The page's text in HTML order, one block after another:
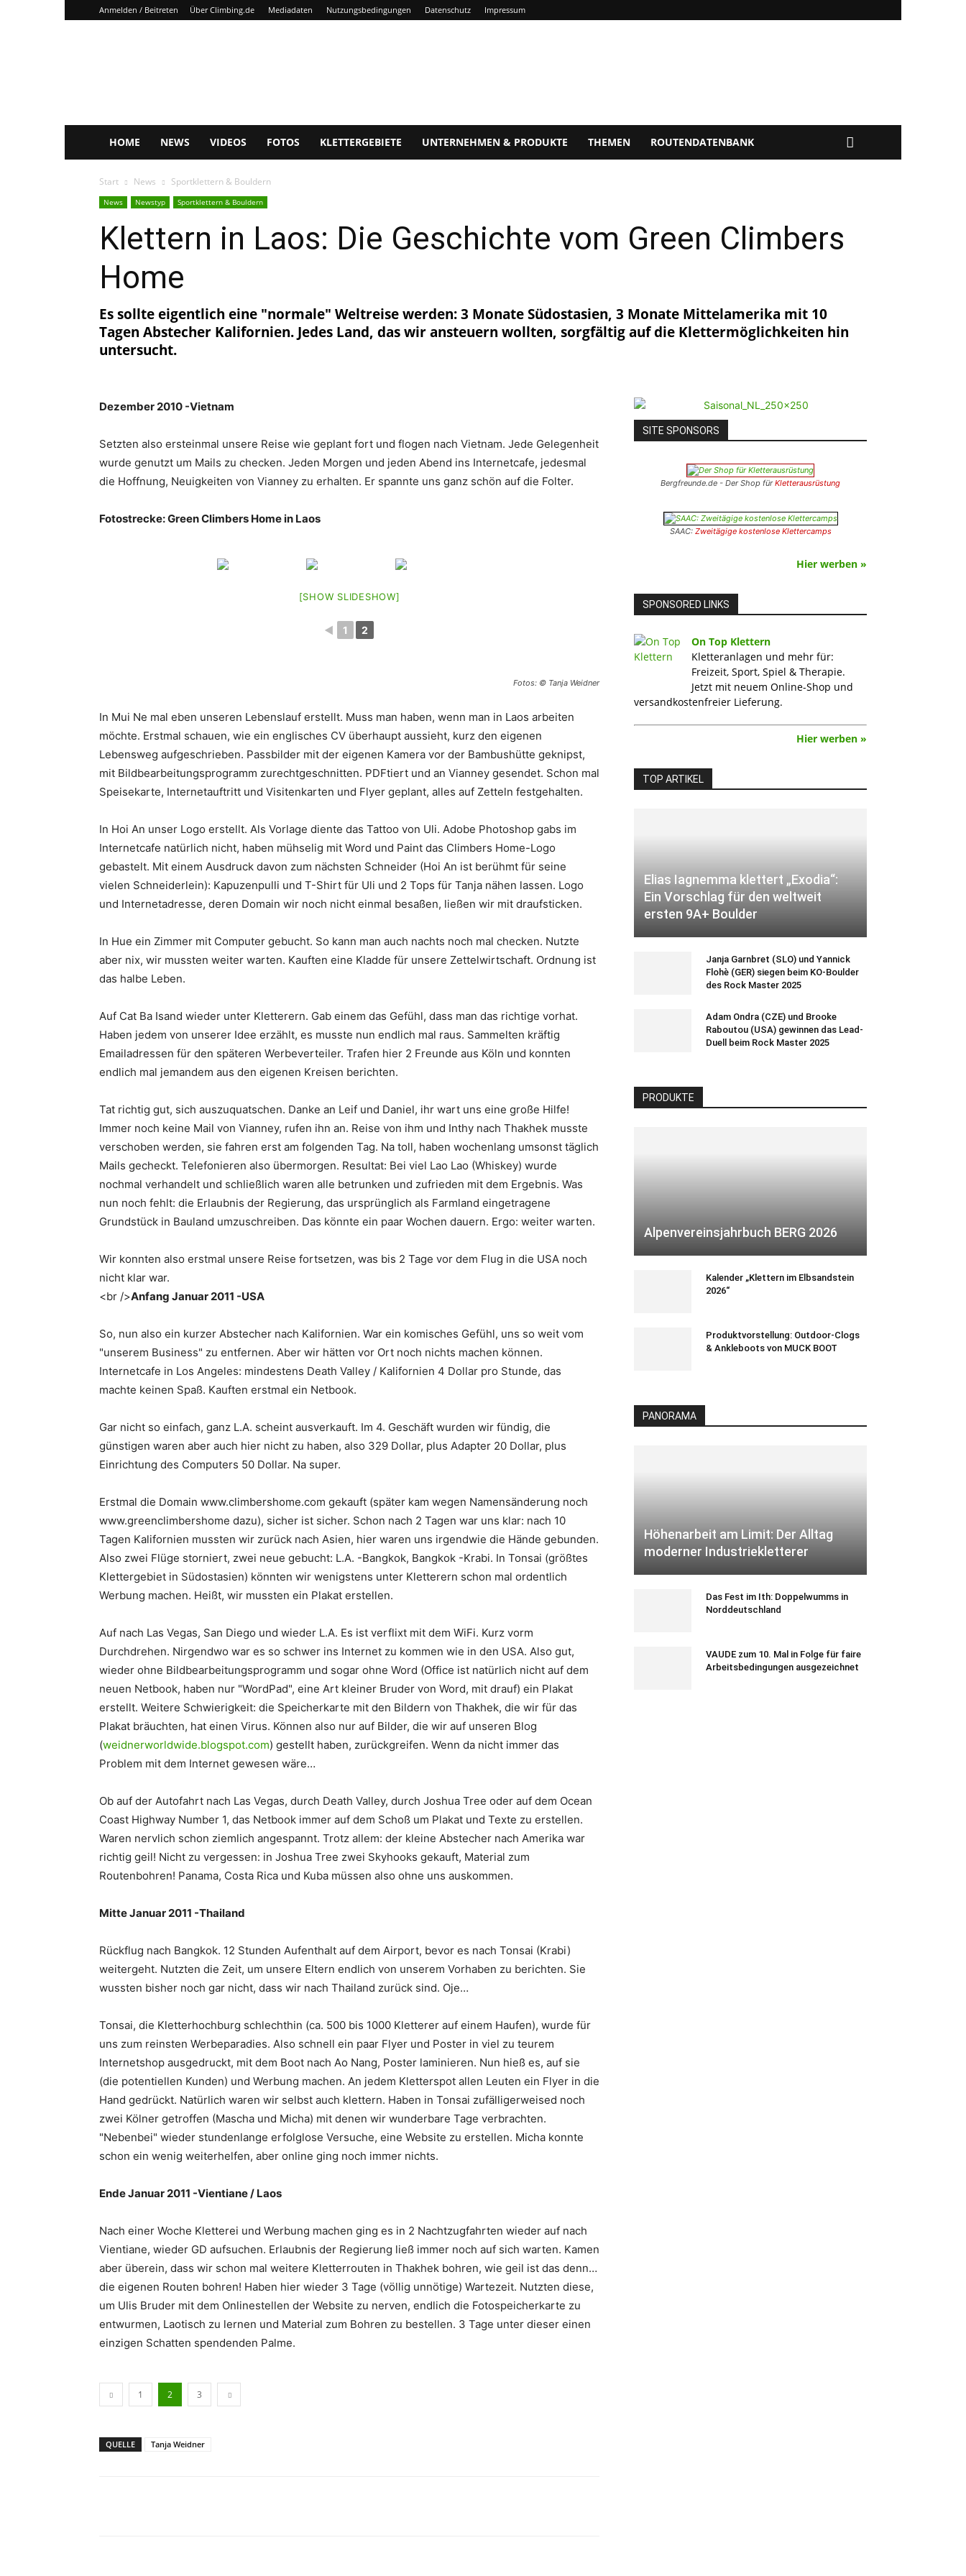
Anmelden / Beitreten Über Climbing.de Mediadaten Nutzungsbedingungen Datenschutz Impressum
HOME NEWS VIDEOS FOTOS KLETTERGEBIETE UNTERNEHMEN & PRODUKTE THEMEN ROUTENDATENBANK
Start News Sportklettern & Bouldern
News Newstyp Sportklettern & Bouldern
Klettern in Laos: Die Geschichte vom Green Climbers
Home
Es sollte eigentlich eine "normale" Weltreise werden: 3 Monate Südostasien, 3 Monate Mittelamerika mit 10
Tagen Abstecher Kalifornien. Jedes Land, das wir ansteuern wollten, sorgfältig auf die Klettermöglichkeiten hin
untersucht.
Dezember 2010 -Vietnam
Setzten also ersteinmal unsere Reise wie geplant fort und flogen nach Vietnam. Jede Gelegenheit
wurde genutzt um Mails zu checken. Jeden Morgen und jeden Abend ins Internetcafe, jedesmal
die Hoffnung, Neuigkeiten von Vianney zu erhalten. Er spannte uns ganz schön auf die Folter.
Fotostrecke: Green Climbers Home in Laos
[SHOW SLIDESHOW]
◄ 1 2
Fotos: © Tanja Weidner
In Mui Ne mal eben unseren Lebenslauf erstellt. Muss man haben, wenn man in Laos arbeiten
möchte. Erstmal schauen, wie ein englisches CV überhaupt aussieht, kurz den eigenen
Lebensweg aufgeschrieben. Passbilder mit der eigenen Kamera vor der Bambushütte geknipst,
mit Bildbearbeitungsprogramm zurechtgeschnitten. PDFtiert und an Vianney gesendet. Schon mal
Speisekarte, Internetauftritt und Visitenkarten und Flyer geplant, alles auf Zetteln festgehalten.
In Hoi An unser Logo erstellt. Als Vorlage diente das Tattoo von Uli. Adobe Photoshop gabs im
Internetcafe natürlich nicht, haben mühselig mit Word und Paint das Climbers Home-Logo
gebastelt. Mit einem Ausdruck davon zum nächsten Schneider (Hoi An ist berühmt für seine
vielen Schneiderlein): Kapuzenpulli und T-Shirt für Uli und 2 Tops für Tanja nähen lassen. Logo
und Internetadresse, deren Domain wir noch nicht einmal besaßen, ließen wir mit draufsticken.
In Hue ein Zimmer mit Computer gebucht. So kann man auch nachts noch mal checken. Nutzte
aber nix, wir mussten weiter warten. Kauften eine Kladde für unsere Zettelwirtschaft. Ordnung ist
das halbe Leben.
Auf Cat Ba Isand wieder unter Kletterern. Gab einem das Gefühl, dass man das richtige vorhat.
Haben jedem von unserer Idee erzählt, es musste nun endlich mal raus. Sammelten kräftig
Emailadressen für den späteren Werbeverteiler. Trafen hier 2 Freunde aus Köln und konnten
endlich mal jemandem aus den eigenen Kreisen berichten.
Tat richtig gut, sich auszuquatschen. Danke an Leif und Daniel, ihr wart uns eine große Hilfe!
Immer noch keine Mail von Vianney, rufen ihn an. Reise von ihm und Inthy nach Thakhek musste
verschoben werden, sie fahren erst am folgenden Tag. Na toll, haben wochenlang umsonst täglich
Mails gecheckt. Telefonieren also übermorgen. Resultat: Bei viel Lao Lao (Whiskey) wurde
nochmal verhandelt und schließlich waren alle betrunken und zufrieden mit dem Ergebnis. Was
nun noch fehlt: die Erlaubnis der Regierung, das ursprünglich als Farmland eingetragene
Grundstück in Bauland umzuschreiben. Das könnte ein paar Wochen dauern. Ergo: weiter warten.
Wir konnten also erstmal unsere Reise fortsetzen, was bis 2 Tage vor dem Flug in die USA noch
nicht klar war.
<br />Anfang Januar 2011 -USA
So, nun also ein kurzer Abstecher nach Kalifornien. War ein komisches Gefühl, uns so weit vom
"unserem Business" zu entfernen. Aber wir hätten vor Ort noch nichts machen können.
Internetcafe in Los Angeles: mindestens Death Valley / Kalifornien 4 Dollar pro Stunde, das
machte keinen Spaß. Kauften erstmal ein Netbook.
Gar nicht so einfach, ganz L.A. scheint ausverkauft. Im 4. Geschäft wurden wir fündig, die
günstigen waren aber auch hier nicht zu haben, also 329 Dollar, plus Adapter 20 Dollar, plus
Einrichtung des Computers 50 Dollar. Na super.
Erstmal die Domain www.climbershome.com gekauft (später kam wegen Namensänderung noch
www.greenclimbershome dazu), sicher ist sicher. Schon nach 2 Tagen war uns klar: nach 10
Tagen Kalifornien mussten wir zurück nach Asien, hier waren uns irgendwie die Hände gebunden.
Also zwei Flüge storniert, zwei neue gebucht: L.A. -Bangkok, Bangkok -Krabi. In Tonsai (größtes
Klettergebiet in Südostasien) könnten wir wenigstens unter Kletterern schon mal ordentlich
Werbung machen. Heißt, wir mussten ein Plakat erstellen.
Auf nach Las Vegas, San Diego und wieder L.A. Es ist verflixt mit dem WiFi. Kurz vorm
Durchdrehen. Nirgendwo war es so schwer ins Internet zu kommen wie in den USA. Also gut,
wieder ohne Bildbearbeitungsprogramm und sogar ohne Word (Office ist natürlich nicht auf dem
neuen Netbook, haben nur "WordPad", eine Art kleiner Bruder von Word, mit drauf) ein Plakat
erstellt. Weitere Schwierigkeit: die Speicherkarte mit den Bildern von Thakhek, die wir für das
Plakat bräuchten, hat einen Virus. Können also nur auf Bilder, die wir auf unseren Blog
(weidnerworldwide.blogspot.com) gestellt haben, zurückgreifen. Wenn da nicht immer das
Problem mit dem Internet gewesen wäre…
Ob auf der Autofahrt nach Las Vegas, durch Death Valley, durch Joshua Tree oder auf dem Ocean
Coast Highway Number 1, das Netbook immer auf dem Schoß um Plakat und Texte zu erstellen.
Waren nervlich schon ziemlich angespannt. Trotz allem: der kleine Abstecher nach Amerika war
richtig geil! Nicht zu vergessen: in Joshua Tree zwei Skyhooks gekauft, Material zum
Routenbohren! Panama, Costa Rica und Kuba müssen also ohne uns auskommen.
Mitte Januar 2011 -Thailand
Rückflug nach Bangkok. 12 Stunden Aufenthalt auf dem Airport, bevor es nach Tonsai (Krabi)
weitergeht. Nutzten die Zeit, um unsere Eltern endlich von unserem Vorhaben zu berichten. Sie
wussten bisher noch gar nicht, dass wir nach Thailand zurück sind. Oje…
Tonsai, die Kletterhochburg schlechthin (ca. 500 bis 1000 Kletterer auf einem Haufen), wurde für
uns zum reinsten Werbeparadies. Also schnell ein paar Flyer und Poster in viel zu teurem
Internetshop ausgedruckt, mit dem Boot nach Ao Nang, Poster laminieren. Nun hieß es, auf sie
(die potentiellen Kunden) und Werbung machen. An jedem Kletterspot allen Leuten ein Flyer in die
Hand gedrückt. Natürlich waren wir selbst auch klettern. Haben in Tonsai zufälligerweised noch
zwei Kölner getroffen (Mascha und Micha) mit denen wir wunderbare Tage verbrachten.
"Nebenbei" wieder stundenlange erfolglose Versuche, eine Website zu erstellen. Micha konnte
schon ein wenig weiterhelfen, aber online ging noch immer nichts.
Ende Januar 2011 -Vientiane / Laos
Nach einer Woche Kletterei und Werbung machen ging es in 2 Nachtzugfahrten wieder auf nach
Vientiane, wieder GD aufsuchen. Erlaubnis der Regierung ließ immer noch auf sich warten. Kamen
aber überein, dass wir schon mal weitere Kletterrouten in Thakhek bohren, wie geil ist das denn…
die eigenen Routen bohren! Haben hier wieder 3 Tage (völlig unnötige) Wartezeit. Nutzten diese,
um Ulis Bruder mit dem Onlinestellen der Website zu nerven, endlich die Fotospeicherkarte zu
entwurmen, Laotisch zu lernen und Material zum Bohren zu bestellen. 3 Tage unter dieser einen
einzigen Schatten spendenden Palme.
1 2 3
QUELLE Tanja Weidner
SITE SPONSORS
Bergfreunde.de - Der Shop fürKletterausrüstung
SAAC: Zweitägige kostenlose Klettercamps
Hier werben »
SPONSORED LINKS
On Top Klettern
Kletteranlagen und mehr für:
Freizeit, Sport, Spiel & Therapie.
Jetzt mit neuem Online-Shop und
versandkostenfreier Lieferung.
Hier werben »
TOP ARTIKEL
Elias Iagnemma klettert „Exodia“:
Ein Vorschlag für den weltweit
ersten 9A+ Boulder
Janja Garnbret (SLO) und Yannick
Flohè (GER) siegen beim KO-Boulder
des Rock Master 2025
Adam Ondra (CZE) und Brooke
Raboutou (USA) gewinnen das Lead-
Duell beim Rock Master 2025
PRODUKTE
Alpenvereinsjahrbuch BERG 2026
Kalender „Klettern im Elbsandstein
2026“
Produktvorstellung: Outdoor-Clogs
& Ankleboots von MUCK BOOT
PANORAMA
Höhenarbeit am Limit: Der Alltag
moderner Industriekletterer
Das Fest im Ith: Doppelwumms in
Norddeutschland
VAUDE zum 10. Mal in Folge für faire
Arbeitsbedingungen ausgezeichnet